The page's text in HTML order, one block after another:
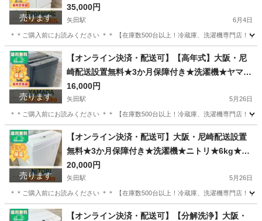
売ります
ニック★2ドア★2024年★NR-B18C1-W★IR-1586
35,000円
矢田駅 6月4日
＊＊ご購入前にお読みください ＊＊ 【在庫数500台以上！冷蔵庫、洗濯機専門店！
大阪 大阪市 矢田駅 キッチン家電 無料
売ります
【オンライン決済・配送可】【高年式】大阪・尼
崎配送設置無料★3か月保障付き★洗濯機★ヤマダ
★5.5kg★2024年★YWM-T55LK★OS-120
16,000円
矢田駅 5月26日
＊＊ご購入前にお読みください ＊＊ 【在庫数500台以上！冷蔵庫、洗濯機専門店！
大阪 大阪市 矢田駅 生活家電 無料
売ります
【オンライン決済・配送可】大阪・尼崎配送設置
無料★3か月保障付き★洗濯機★ニトリ★6kg★20
22年★NTR60★OS-149
20,000円
矢田駅 5月26日
＊＊ご購入前にお読みください ＊＊ 【在庫数500台以上！冷蔵庫、洗濯機専門店！
大阪 大阪市 矢田駅 生活家電 NTR
【オンライン決済・配送可】【分解洗浄】大阪・